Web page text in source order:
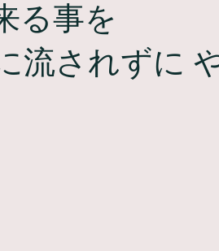
る事を
流されずに